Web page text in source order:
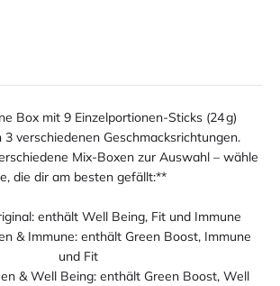
Box mit 9 Einzelportionen-Sticks (24 g)
3 verschiedenen Geschmacksrichtungen.
Mix-Boxen zur Auswahl – wähle
die dir am besten gefällt:**
enthält Well Being, Fit und Immune
& Immune: enthält Green Boost, Immune
und Fit
& Well Being: enthält Green Boost, Well